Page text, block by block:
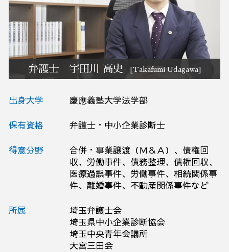
訴訟 紛争 弁護士相談 栃木県
破産 弁護士相談 大宮区
M&A 弁護士相談 埼玉県
予防法務 弁護士相談 埼玉県
弁護士 宇田川 高史 [Takafumi Udagawa]
出身大学 慶應義塾大学法学部
保有資格 弁護士・中小企業診断士
得意分野
合併・事業譲渡（Ｍ＆Ａ）、債権回
収、労働事件、債務整理、債権回収、
医療過誤事件、労働事件、相続関係事
件、離婚事件、不動産関係事件など
所属
埼玉弁護士会
埼玉県中小企業診断協会
埼玉中央青年会議所
大宮三田会